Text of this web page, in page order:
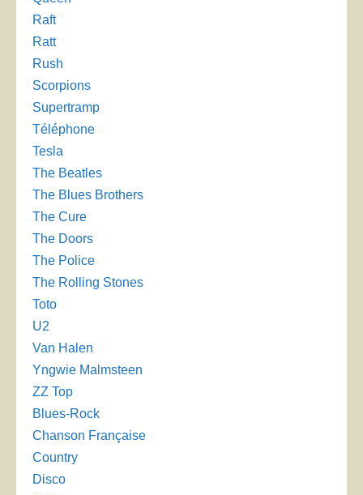
Raft
Ratt
Rush
Scorpions
Supertramp
Téléphone
Tesla
The Beatles
The Blues Brothers
The Cure
The Doors
The Police
The Rolling Stones
Toto
U2
Van Halen
Yngwie Malmsteen
ZZ Top
Blues-Rock
Chanson Française
Country
Disco